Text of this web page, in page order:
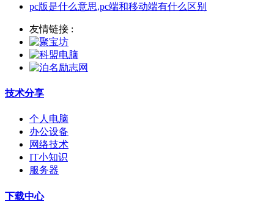
pc版是什么意思,pc端和移动端有什么区别
友情链接 :
技术分享
个人电脑
办公设备
网络技术
IT小知识
服务器
下载中心